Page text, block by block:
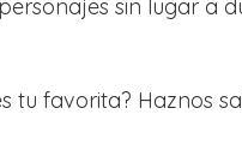
sin lugar a
tu favorita? Haznos